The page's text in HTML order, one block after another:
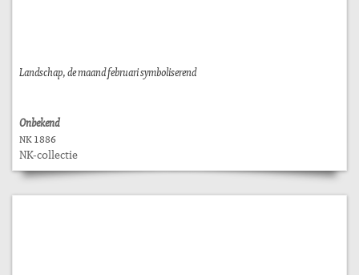
Landschap, de maand februari symboliserend
Onbekend
NK 1886
NK-collectie